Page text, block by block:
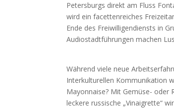
Petersburgs direkt am Fluss
wird ein facettenreiches
Ende des Freiwilligendiensts in
Audiostadtführungen machen
Während viele neue
Interkulturellen Kommunikation
Mayonnaise? Mit Gemüse- oder
leckere russische „Vinaigrette“